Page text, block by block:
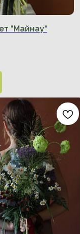
"Майнау"